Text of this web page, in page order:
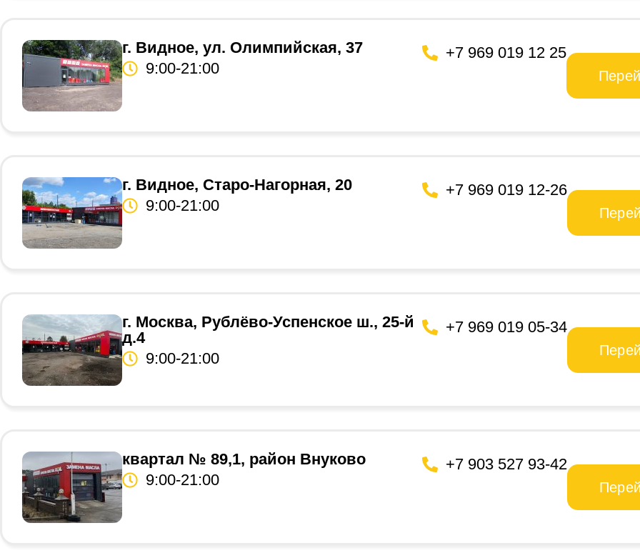
г. Видное, ул. Олимпийская, 37
9:00-21:00
+7 969 019 12 25
г. Видное, Старо-Нагорная, 20
9:00-21:00
+7 969 019 12-26
г. Москва, Рублёво-Успенское ш., 25-й
д.4
9:00-21:00
+7 969 019 05-34
квартал № 89,1, район Внуково
9:00-21:00
+7 903 527 93-42